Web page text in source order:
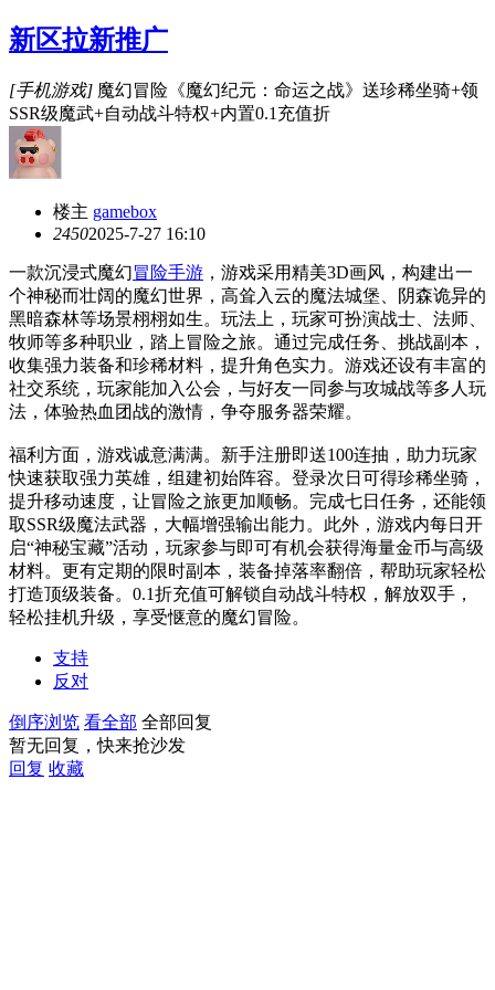
新区拉新推广
[手机游戏] 魔幻冒险《魔幻纪元：命运之战》送珍稀坐骑+领
SSR级魔武+自动战斗特权+内置0.1充值折
楼主 gamebox
24502025-7-27 16:10
一款沉浸式魔幻冒险手游 ，游戏采用精美3D画风，构建出一
个神秘而壮阔的魔幻世界，高耸入云的魔法城堡、阴森诡异的
黑暗森林等场景栩栩如生。玩法上，玩家可扮演战士、法师、
牧师等多种职业，踏上冒险之旅。通过完成任务、挑战副本，
收集强力装备和珍稀材料，提升角色实力。游戏还设有丰富的
社交系统，玩家能加入公会，与好友一同参与攻城战等多人玩
法，体验热血团战的激情，争夺服务器荣耀。
福利方面，游戏诚意满满。新手注册即送100连抽，助力玩家
快速获取强力英雄，组建初始阵容。登录次日可得珍稀坐骑，
提升移动速度，让冒险之旅更加顺畅。完成七日任务，还能领
取SSR级魔法武器，大幅增强输出能力。此外，游戏内每日开
启“神秘宝藏”活动，玩家参与即可有机会获得海量金币与高级
材料。更有定期的限时副本，装备掉落率翻倍，帮助玩家轻松
打造顶级装备。0.1折充值可解锁自动战斗特权，解放双手，
轻松挂机升级，享受惬意的魔幻冒险。
支持
反对
倒序浏览 看全部 全部回复
暂无回复，快来抢沙发
回复 收藏